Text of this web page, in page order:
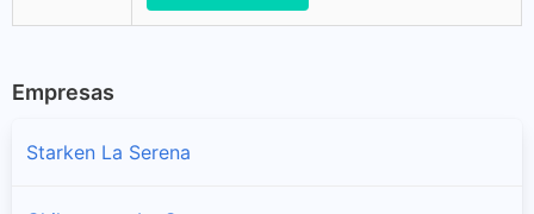
Empresas
Starken La Serena